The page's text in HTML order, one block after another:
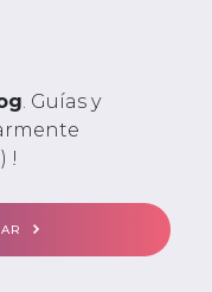
. Guías y
!